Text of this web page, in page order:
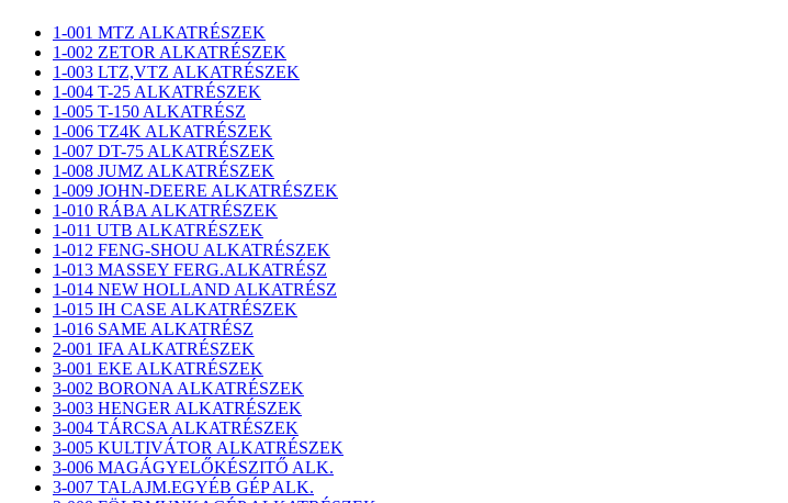
1-001 MTZ ALKATRÉSZEK
1-002 ZETOR ALKATRÉSZEK
1-003 LTZ,VTZ ALKATRÉSZEK
1-004 T-25 ALKATRÉSZEK
1-005 T-150 ALKATRÉSZ
1-006 TZ4K ALKATRÉSZEK
1-007 DT-75 ALKATRÉSZEK
1-008 JUMZ ALKATRÉSZEK
1-009 JOHN-DEERE ALKATRÉSZEK
1-010 RÁBA ALKATRÉSZEK
1-011 UTB ALKATRÉSZEK
1-012 FENG-SHOU ALKATRÉSZEK
1-013 MASSEY FERG.ALKATRÉSZ
1-014 NEW HOLLAND ALKATRÉSZ
1-015 IH CASE ALKATRÉSZEK
1-016 SAME ALKATRÉSZ
2-001 IFA ALKATRÉSZEK
3-001 EKE ALKATRÉSZEK
3-002 BORONA ALKATRÉSZEK
3-003 HENGER ALKATRÉSZEK
3-004 TÁRCSA ALKATRÉSZEK
3-005 KULTIVÁTOR ALKATRÉSZEK
3-006 MAGÁGYELŐKÉSZITŐ ALK.
3-007 TALAJM.EGYÉB GÉP ALK.